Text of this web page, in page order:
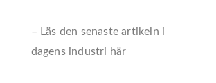
– Läs den senaste artikeln i
dagens industri här